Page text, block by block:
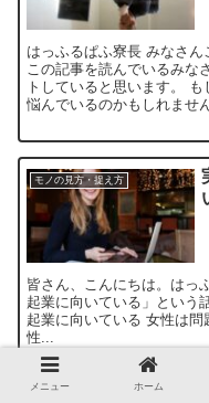
はっふるぱふ寮長 みなさん
この記事を読んでいるみな
トしていると思います。
悩んでいるのかもしれませ
モノの見方・捉え方
皆さん、こんにちは。はっ
起業に向いている」という
起業に向いている 女性は
性...
メニュー ホーム